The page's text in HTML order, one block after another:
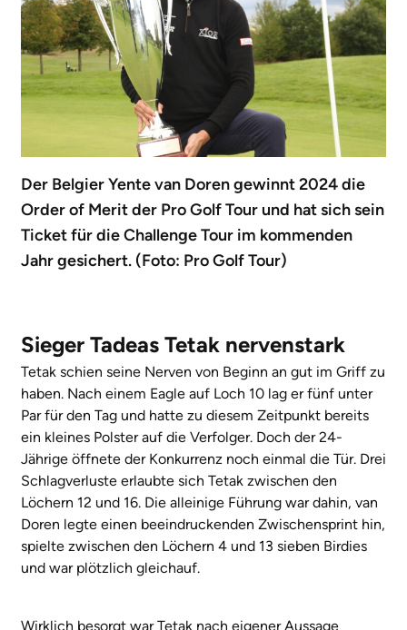
Der Belgier Yente van Doren gewinnt 2024 die
Order of Merit der Pro Golf Tour und hat sich sein
Ticket für die Challenge Tour im kommenden
Jahr gesichert. (Foto: Pro Golf Tour)
Sieger Tadeas Tetak nervenstark
Tetak schien seine Nerven von Beginn an gut im Griff zu
haben. Nach einem Eagle auf Loch 10 lag er fünf unter
Par für den Tag und hatte zu diesem Zeitpunkt bereits
ein kleines Polster auf die Verfolger. Doch der 24-
Jährige öffnete der Konkurrenz noch einmal die Tür. Drei
Schlagverluste erlaubte sich Tetak zwischen den
Löchern 12 und 16. Die alleinige Führung war dahin, van
Doren legte einen beeindruckenden Zwischensprint hin,
spielte zwischen den Löchern 4 und 13 sieben Birdies
und war plötzlich gleichauf.
Wirklich besorgt war Tetak nach eigener Aussage